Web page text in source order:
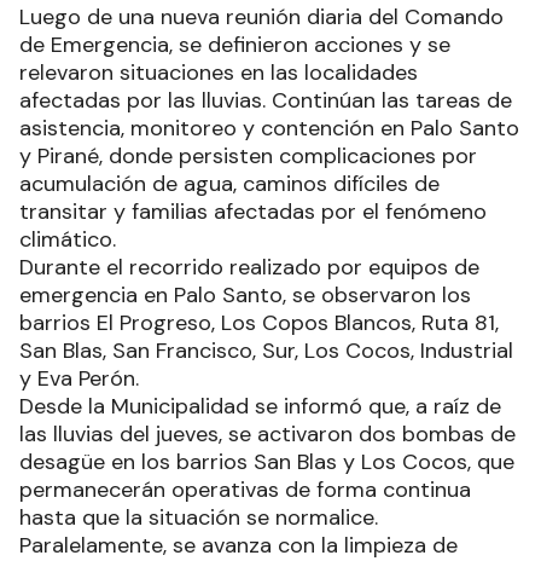
Luego de una nueva reunión diaria del Comando
de Emergencia, se definieron acciones y se
relevaron situaciones en las localidades
afectadas por las lluvias. Continúan las tareas de
asistencia, monitoreo y contención en Palo Santo
y Pirané, donde persisten complicaciones por
acumulación de agua, caminos difíciles de
transitar y familias afectadas por el fenómeno
climático.
Durante el recorrido realizado por equipos de
emergencia en Palo Santo, se observaron los
barrios El Progreso, Los Copos Blancos, Ruta 81,
San Blas, San Francisco, Sur, Los Cocos, Industrial
y Eva Perón.
Desde la Municipalidad se informó que, a raíz de
las lluvias del jueves, se activaron dos bombas de
desagüe en los barrios San Blas y Los Cocos, que
permanecerán operativas de forma continua
hasta que la situación se normalice.
Paralelamente, se avanza con la limpieza de